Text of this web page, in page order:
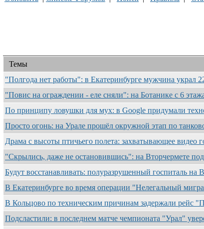
Темы
"Полгода нет работы": в Екатеринбурге мужчина украл
"Повис на ограждении - еле сняли": на Ботанике с 6
По принципу ловушки для мух: в Google придумали
Просто огонь: на Урале прошёл окружной этап по
Драма с высоты птичьего полета: захватывающее видео
"Скрылись, даже не остановившись": на Вторчермете
Будут восстанавливать: полуразрушенный госпиталь на
В Екатеринбурге во время операции "Нелегальный
В Кольцово по техническим причинам задержали рейс
Подсластили: в последнем матче чемпионата "Урал"